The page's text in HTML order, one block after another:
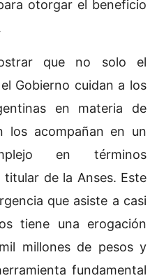
otorgar el beneficio
que no solo el
Gobierno cuidan a los
en materia de
los acompañan en un
en términos
de la Anses. Este
que asiste a casi
tiene una erogación
millones de pesos y
fundamental